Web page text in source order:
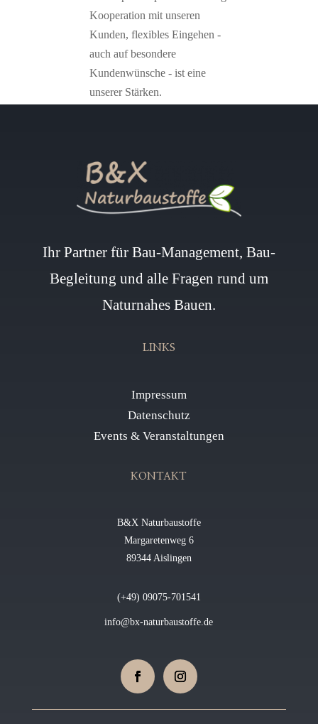
Kooperation mit unseren
Kunden, flexibles Eingehen -
auch auf besondere
Kundenwünsche - ist eine
unserer Stärken.
Ihr Partner für Bau-Management, Bau-
Begleitung und alle Fragen rund um
Naturnahes Bauen.
LINKS
Impressum
Datenschutz
Events & Veranstaltungen
KONTAKT
B&X Naturbaustoffe
Margaretenweg 6
89344 Aislingen
(+49) 09075-701541
info@bx-naturbaustoffe.de